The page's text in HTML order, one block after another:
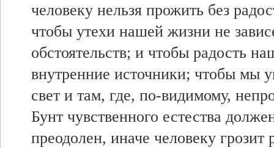
человеку нельзя прожить без
чтобы утехи нашей жизни не
обстоятельств; и чтобы радость
внутренние источники; чтобы мы
свет и там, где, по-видимому,
Бунт чувственного естества
преодолен, иначе человеку грозит